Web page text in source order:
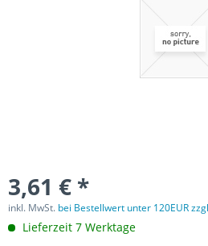
3,61 € *
inkl. MwSt. bei Bestellwert unter 120EUR
Lieferzeit 7 Werktage